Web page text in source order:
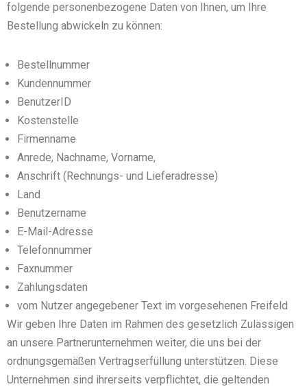
folgende personenbezogene Daten von Ihnen, um Ihre
Bestellung abwickeln zu können:
Bestellnummer
Kundennummer
BenutzerID
Kostenstelle
Firmenname
Anrede, Nachname, Vorname,
Anschrift (Rechnungs- und Lieferadresse)
Land
Benutzername
E-Mail-Adresse
Telefonnummer
Faxnummer
Zahlungsdaten
vom Nutzer angegebener Text im vorgesehenen Freifeld
Wir geben Ihre Daten im Rahmen des gesetzlich Zulässigen
an unsere Partnerunternehmen weiter, die uns bei der
ordnungsgemäßen Vertragserfüllung unterstützen. Diese
Unternehmen sind ihrerseits verpflichtet, die geltenden